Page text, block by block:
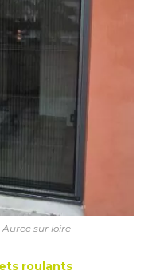
sur loire
roulants